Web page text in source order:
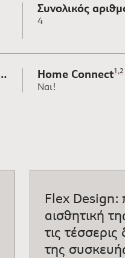
Συνολικός
μπορούν να
4
Home Connect1 2
Ναι!
Flex Design:
αισθητική
τις
της